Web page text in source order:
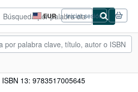
EUR
Preferencias
de
compra
del
Iniciar sesión
ISBN 13: 9783517005645